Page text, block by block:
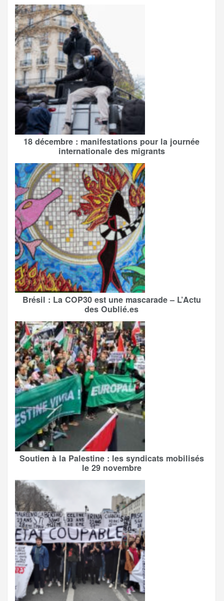
18 décembre : manifestations pour la journée
internationale des migrants
Brésil : La COP30 est une mascarade – L’Actu
des Oublié.es
Soutien à la Palestine : les syndicats mobilisés
le 29 novembre